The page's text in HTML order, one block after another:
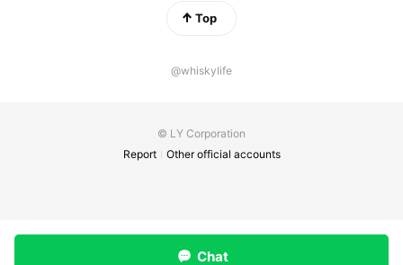
Top
@whiskylife
© LY Corporation
Report
Other official accounts
Chat